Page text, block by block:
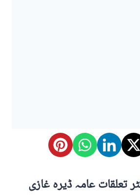
تعلقات عامہ ڈیرہ غازی